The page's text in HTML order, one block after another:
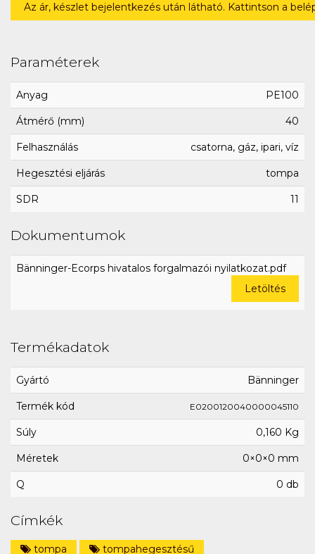
Az ár, készlet bejelentkezés után látható. Kattintson a
Paraméterek
Anyag PE100
Átmérő (mm) 40
Felhasználás csatorna, gáz, ipari, víz
Hegesztési eljárás tompa
SDR 11
Dokumentumok
Bänninger-Ecorps hivatalos forgalmazói nyilatkozat.pdf
Letöltés
Termékadatok
Gyártó Bänninger
Termék kód E0200120040000045110
Súly 0,160 Kg
Méretek 0×0×0 mm
Q 0 db
Címkék
tompa
tompahegesztésű